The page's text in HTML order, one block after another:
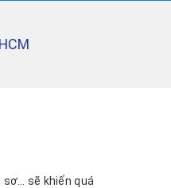
sẽ khiến quá